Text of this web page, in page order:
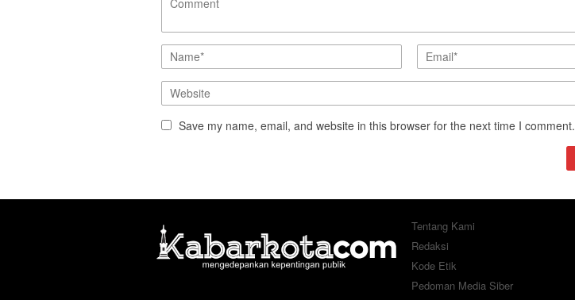
Save my name, email, and website in this browser for the next time I comment.
Tentang Kami
Redaksi
Kode Etik
Pedoman Media Siber